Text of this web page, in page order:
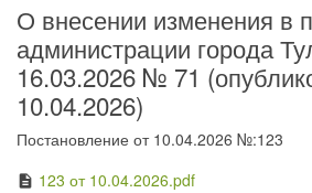
О внесении изменения в
администрации города
16.03.2026 № 71
10.04.2026)
Постановление от 10.04.2026 №:123
description 123 от 10.04.2026.pdf